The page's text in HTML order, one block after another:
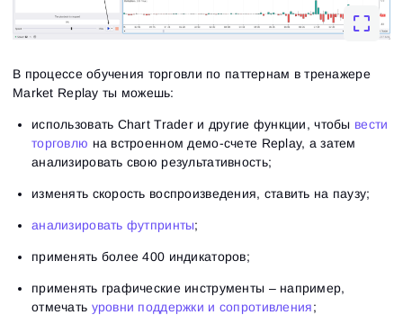
В процессе обучения торговли по паттернам в тренажере
Market Replay ты можешь:
использовать Chart Trader и другие функции, чтобы вести
торговлю на встроенном демо-счете Replay, а затем
анализировать свою результативность;
изменять скорость воспроизведения, ставить на паузу;
анализировать футпринты;
применять более 400 индикаторов;
применять графические инструменты – например,
отмечать уровни поддержки и сопротивления;